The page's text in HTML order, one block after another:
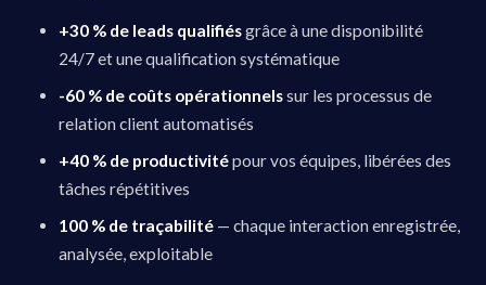
+30 % de leads qualifiésgrâce à une disponibilité
24/7 et une qualification systématique
-60 % de coûts opérationnelssur les processus de
relation client automatisés
+40 % de productivitépour vos équipes, libérées des
tâches répétitives
100 % de traçabilité — chaque interaction enregistrée,
analysée, exploitable